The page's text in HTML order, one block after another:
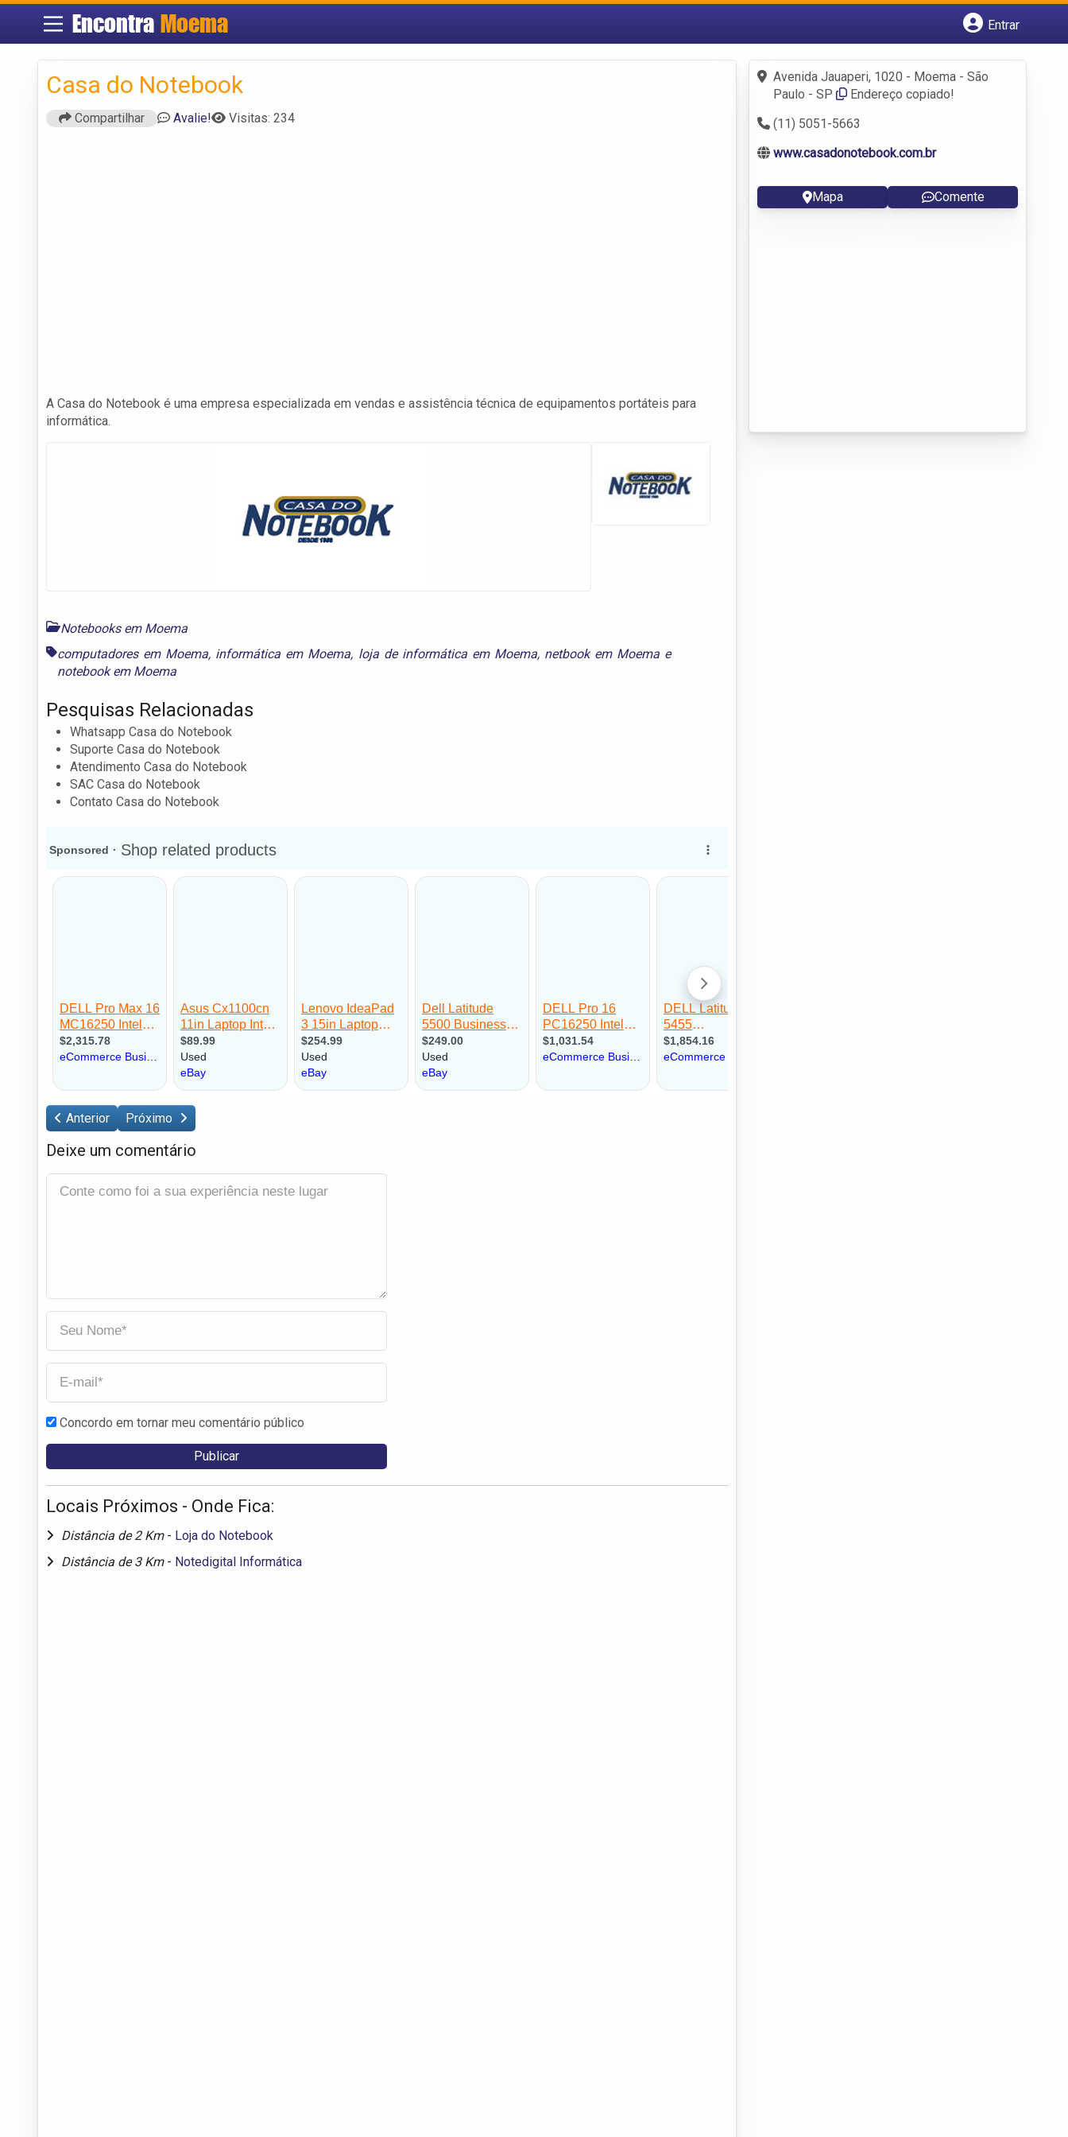
Encontra Moema
Entrar
Fazer login
Criar conta
Casa do Notebook
Compartilhar Avalie! Visitas: 234
A Casa do Notebook é uma empresa especializada em vendas e assistência técnica de equipamentos portáteis para
informática.
Notebooks em Moema
computadores em Moema, informática em Moema, loja de informática em Moema, netbook em Moema e
notebook em Moema
Pesquisas Relacionadas
Whatsapp Casa do Notebook
Suporte Casa do Notebook
Atendimento Casa do Notebook
SAC Casa do Notebook
Contato Casa do Notebook
Anterior Próximo
Deixe um comentário
Concordo em tornar meu comentário público
Locais Próximos - Onde Fica:
Distância de 2 Km - Loja do Notebook
Distância de 3 Km - Notedigital Informática
Avenida Jauaperi, 1020 - Moema - São
Paulo - SP
Endereço copiado!
(11) 5051-5663
www.casadonotebook.com.br
Mapa Comente